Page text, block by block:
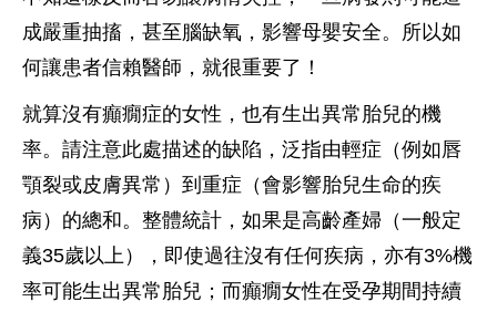
成嚴重抽搐，甚至腦缺氧，影響母嬰安全。所以如
何讓患者信賴醫師，就很重要了！
就算沒有癲癇症的女性，也有生出異常胎兒的機
率。請注意此處描述的缺陷，泛指由輕症（例如唇
顎裂或皮膚異常）到重症（會影響胎兒生命的疾
病）的總和。整體統計，如果是高齡產婦（一般定
義35歲以上），即使過往沒有任何疾病，亦有3%機
率可能生出異常胎兒；而癲癇女性在受孕期間持續